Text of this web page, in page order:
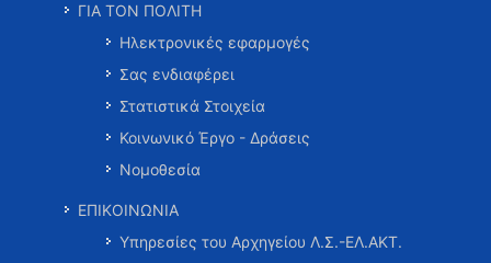
ΓΙΑ ΤΟΝ ΠΟΛΙΤΗ
Ηλεκτρονικές εφαρμογές
Σας ενδιαφέρει
Στατιστικά Στοιχεία
Κοινωνικό Έργο - Δράσεις
Νομοθεσία
ΕΠΙΚΟΙΝΩΝΙΑ
Υπηρεσίες του Αρχηγείου Λ.Σ.-ΕΛ.ΑΚΤ.